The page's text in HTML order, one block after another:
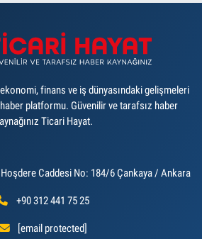
finans ve iş dünyasındaki gelişmeleri
platformu. Güvenilir ve tarafsız haber
Ticari Hayat.
Caddesi No: 184/6 Çankaya / Ankara
+90 312 441 75 25
[email protected]